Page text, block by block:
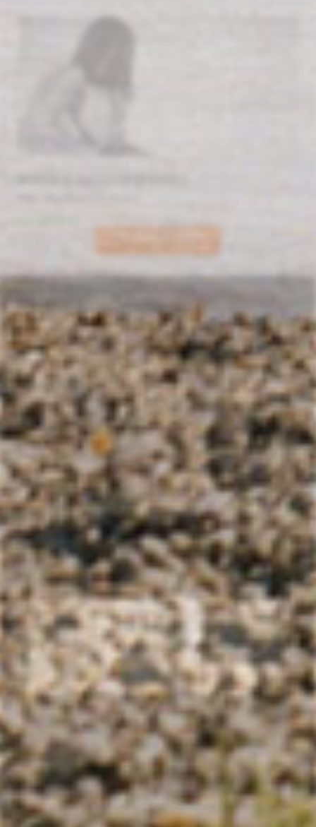
Photographe, vidéaste et performeuse,Catherine JAMES est
Née à Nice en 1977. Elle a étudié aux Beaux-Art de Paris
(ENSBA) et à Cooper Union School of Art à New-York.
Diplômée depuis 2001 elle vit actuellement à Saint-Prix, Val
d’Oise, après avoir vécu 6 ans à Zurich.
Biographie
Photographies
Vidéos
Performances
Expositions et Filmographies
Contact
Copyright © Catherine James - Tous droits réservés - # All rights
reserved